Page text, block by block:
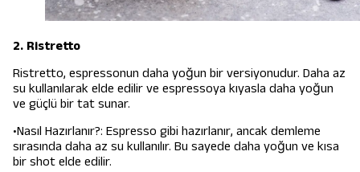
2. Ristretto
Ristretto, espressonun daha yoğun bir versiyonudur. Daha az
su kullanılarak elde edilir ve espressoya kıyasla daha yoğun
ve güçlü bir tat sunar.
•Nasıl Hazırlanır?: Espresso gibi hazırlanır, ancak demleme
sırasında daha az su kullanılır. Bu sayede daha yoğun ve kısa
bir shot elde edilir.